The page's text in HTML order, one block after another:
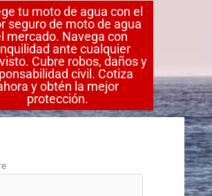
tu moto de agua con el
seguro de moto de agua
mercado. Navega con
ante cualquier
Cubre robos, daños y
civil. Cotiza
y obtén la mejor
protección.